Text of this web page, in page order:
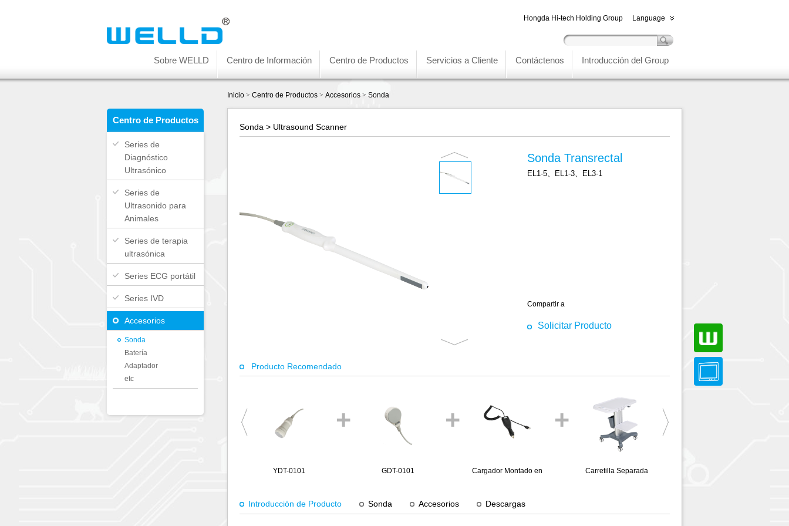
Sobre WELLD Centro de Información Centro de Productos Servicios a Cliente Contáctenos Introducción del Group
Hongda Hi-tech Holding Group Language
Centro de Productos
Series de
Diagnóstico
Ultrasónico
Series de
Ultrasonido para
Animales
Series de terapia
ultrasónica
Series ECG portátil
Series IVD
Accesorios
Sonda
Batería
Adaptador
etc
Inicio > Centro de Productos > Accesorios > Sonda
Sonda > Ultrasound Scanner
Sonda Transrectal
EL1-5、EL1-3、EL3-1
Compartir a
Solicitar Producto
Producto Recomendado
YDT-0101
+
GDT-0101
+
Cargador Montado en
+
Carretilla Separada
Introducción de Producto Sonda Accesorios Descargas